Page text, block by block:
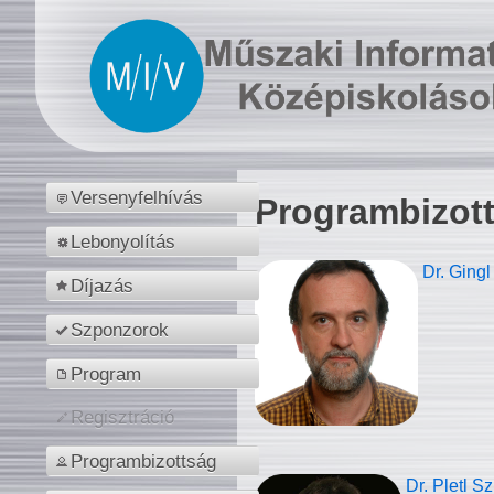
Versenyfelhívás
Lebonyolítás
Díjazás
Szponzorok
Program
Regisztráció
Programbizottság
Dr.
Dr. Pletl